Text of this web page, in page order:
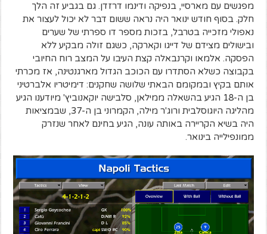
מפגשים עם מארסיי, בנפיקה ודינמו דרזדן. גם בגביע זה הלך
חלק. בסוף חודש ינואר היה נראה ששום דבר לא יכול לעצור את
נאפולי מזכייה בטרבל, בזכות מספר דו ספרתי של שערים
ובישולים מצידם של דייגו וקארקה, כשגם זולה מבקיע ללא
הפסקה. אלמאו וקרנבאלה קצת העיבו על המצב רוח החיובי
בקבוצה כשלא הסתדרו עם הכוכב הגדול מארגנטינה, אז מכרתי
אותם בקיץ ובמקומם הבאתי שלושה שחקנים: דימיטריו אלברטיני
בן ה-18 הגיע בהשאלה ממילאן, סלבישה יוקאנוביץ' מיודענו הגיע
מהליגה היוגוסלבית ורוג'ר מילה, הקמרוני בן ה-37, שבמציאות
היה בשיא הקריירה באותה עונה, הגיע בחינם לאחר שנזרק
ממונפילייה בינואר.